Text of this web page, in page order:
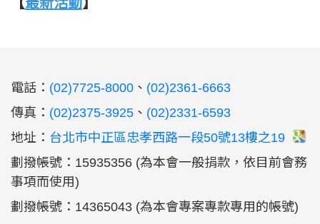
電話： (02)7725-8000 、 (02)2361-6663
傳真： (02)2375-3925 、 (02)2331-6593
地址： 台北市中正區忠孝西路一段50號13樓之19
劃撥帳號：15935356 (為本會一般捐款，依目前會務
事項而使用)
劃撥帳號：14365043 (為本會專案專款專用的帳號)